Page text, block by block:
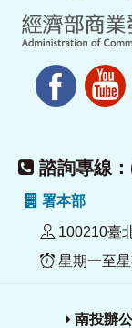
諮詢專線
署本部
100210臺
星期一至
南投辦